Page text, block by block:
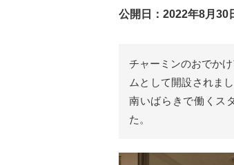
ム
ポ
｜
護
働
リ
を
公開日：2022年8月30
チャーミンのおでか
ムとして開設されま
南いばらきで働くス
た。